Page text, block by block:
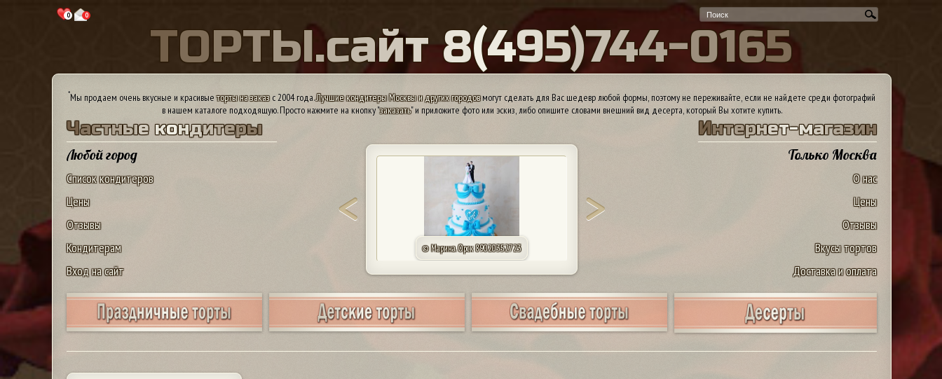
0 0
ТОРТЫ.сайт 8(495)744-0165
*Мы продаем очень вкусные и красивыеторты на заказс 2004 года.Лучшие кондитеры Москвы и других городовмогут сделать для Вас шедевр любой формы, поэтому не переживайте, если не найдете среди фотографий
в нашем каталоге подходящую. Просто нажмите на кнопку "заказать" и приложите фото или эскиз, либо опишите словами внешний вид десерта, который Вы хотите купить.
Частные кондитеры
Любой город
Список кондитеров
Цены
Отзывы
Кондитерам
Вход на сайт
Интернет-магазин
Только Москва
О нас
Цены
Отзывы
Вкусы тортов
Доставка и оплата
© Марина. Орск 89020352723